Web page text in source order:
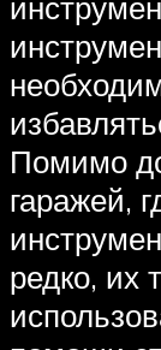
Помимо
гаражей,
редко, их